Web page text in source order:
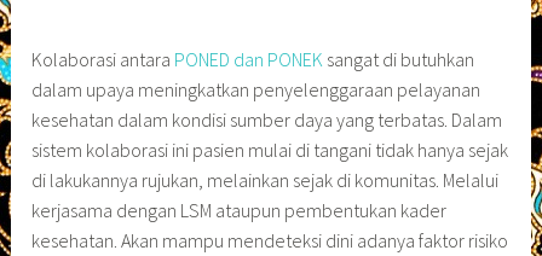
Kolaborasi antara PONED dan PONEK sangat di butuhkan
dalam upaya meningkatkan penyelenggaraan pelayanan
kesehatan dalam kondisi sumber daya yang terbatas. Dalam
sistem kolaborasi ini pasien mulai di tangani tidak hanya sejak
di lakukannya rujukan, melainkan sejak di komunitas. Melalui
kerjasama dengan LSM ataupun pembentukan kader
kesehatan. Akan mampu mendeteksi dini adanya faktor risiko